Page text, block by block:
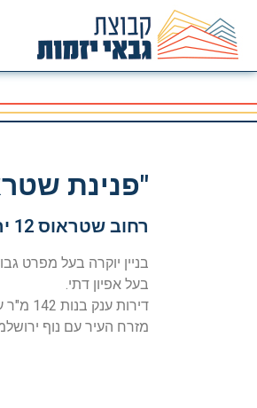
"פנינת
רחוב שטראוס 12 ירושלים
בניין יוקרה בעל מפרט
בעל אפיון דתי.
מזרח העיר עם נוף